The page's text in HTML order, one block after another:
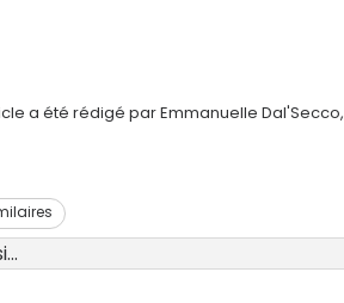
a été rédigé par Emmanuelle Dal'Secco,